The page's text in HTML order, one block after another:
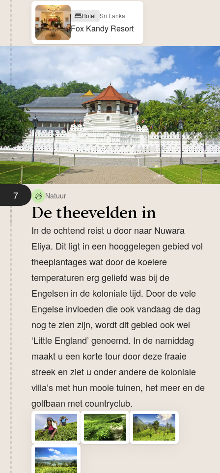
Hotel Sri Lanka
Fox Kandy Resort
7 Natuur
De theevelden in
In de ochtend reist u door naar Nuwara
Eliya. Dit ligt in een hooggelegen gebied vol
theeplantages wat door de koelere
temperaturen erg geliefd was bij de
Engelsen in de koloniale tijd. Door de vele
Engelse invloeden die ook vandaag de dag
nog te zien zijn, wordt dit gebied ook wel
‘Little England’ genoemd. In de namiddag
maakt u een korte tour door deze fraaie
streek en ziet u onder andere de koloniale
villa’s met hun mooie tuinen, het meer en de
golfbaan met countryclub.